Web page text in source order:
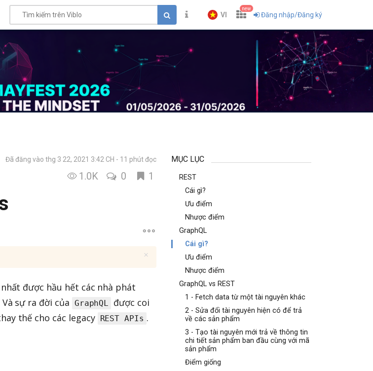
VI
new
Đăng nhập/Đăng ký
Đã đăng vào thg 3 22, 2021 3:42 CH 11 phút đọc
1.0K 0 1
được hầu hết các nhà phát
Và sự ra đời của GraphQL
được coi
thế cho các legacy REST APIs .
MỤC LỤC
REST
Cái gì?
Ưu điểm
Nhược điểm
GraphQL
Cái gì?
Ưu điểm
Nhược điểm
GraphQL vs REST
1 - Fetch data từ một tài nguyên khác
2 - Sửa đổi tài nguyên hiện có để trả
về các sản phẩm
3 - Tạo tài nguyên mới trả về thông tin
chi tiết sản phẩm ban đầu cùng với mã
sản phẩm
Điểm giống